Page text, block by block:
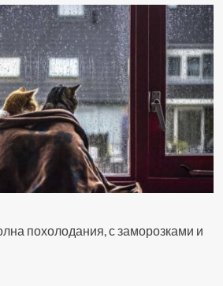
похолодания, с заморозками и